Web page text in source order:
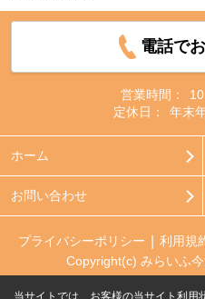
電話で
営業時間：
定休日：
年末
ホーム
お問い合わせ
プライバシーポリシー 利用規
Copyright(c) みらいふ
当サイトでは、お客様の当サイト利用